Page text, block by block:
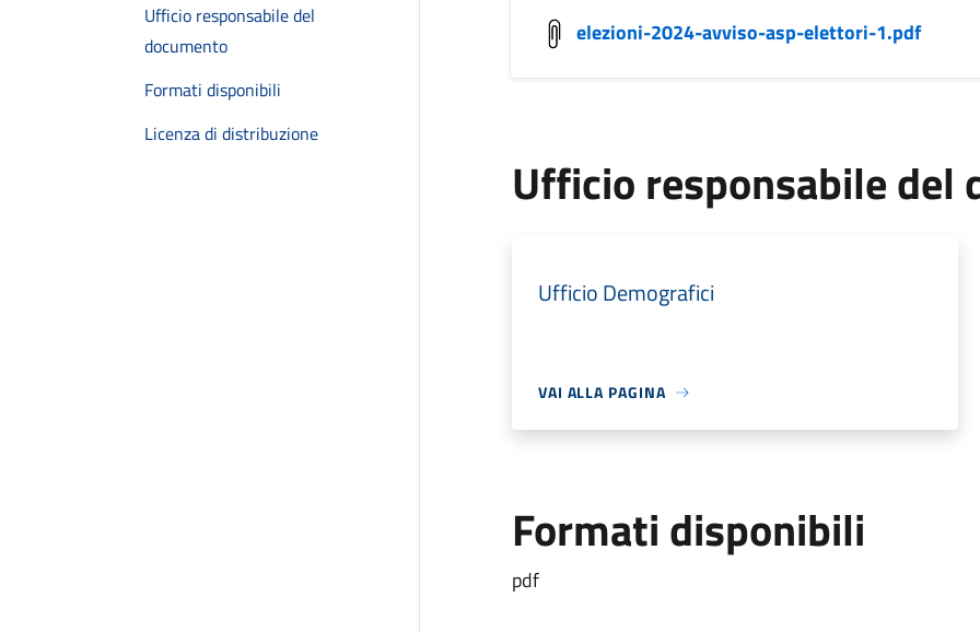
Ufficio responsabile del
documento
Formati disponibili
Licenza di distribuzione
elezioni-2024-avviso-asp-elettori-1.pdf
Ufficio responsabile del
Ufficio Demografici
VAI ALLA PAGINA
Formati disponibili
pdf